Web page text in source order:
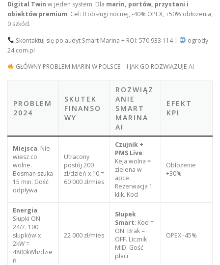
Digital Twin w jeden system. Dla marin, portów, przystani i
obiektów premium. Cel: 0 obsługi nocnej, -40% OPEX, +50% obłożenia,
0 szkód.
Skontaktuj się po audyt Smart Marina + ROI: 570 933 114 |
ogrody-
24.com.pl
GŁÓWNY PROBLEM MARIN W POLSCE – I JAK GO ROZWIĄZUJE AI
PROBLEM
2024
SKUTEK
FINANSO
WY
ROZWIĄZ
ANIE
SMART
MARINA
AI
EFEKT
KPI
Miejsca: Nie
wiesz co
wolne.
Bosman szuka
15 min. Gość
odpływa
Utracony
postój 200
zł/dzień x 10 =
60 000 zł/mies
Czujnik +
PMS Live:
Keja wolna =
zielona w
apce.
Rezerwacja 1
klik. Kod
Obłożenie
+30%
Energia:
Słupki ON
24/7. 100
słupków x
2kW =
4800kWh/dzie
ń
22 000 zł/mies
Słupek
Smart: Kod =
ON. Brak =
OFF. Licznik
MID. Gość
płaci
OPEX -45%